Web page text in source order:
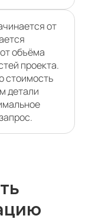
от
объёма
проекта.
стоимость
детали